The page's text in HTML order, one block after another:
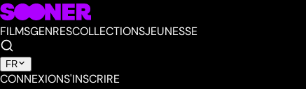
FILMSGENRESCOLLECTIONSJEUNESSE
FR
CONNEXIONS'INSCRIRE